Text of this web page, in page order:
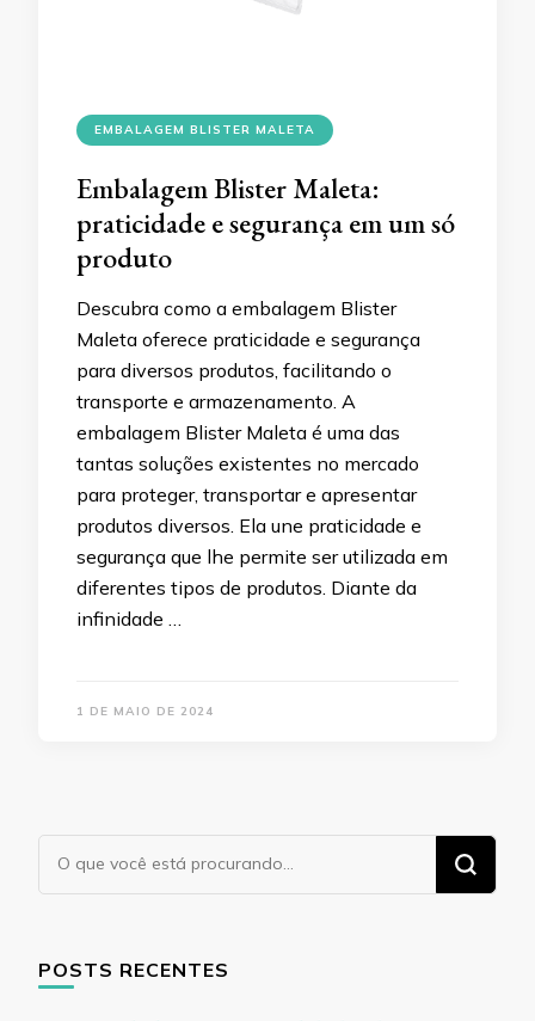
EMBALAGEM BLISTER MALETA
Embalagem Blister Maleta:
praticidade e segurança em um só
produto
Descubra como a embalagem Blister
Maleta oferece praticidade e segurança
para diversos produtos, facilitando o
transporte e armazenamento. A
embalagem Blister Maleta é uma das
tantas soluções existentes no mercado
para proteger, transportar e apresentar
produtos diversos. Ela une praticidade e
segurança que lhe permite ser utilizada em
diferentes tipos de produtos. Diante da
infinidade …
1 DE MAIO DE 2024
Procurando
algo?
POSTS RECENTES